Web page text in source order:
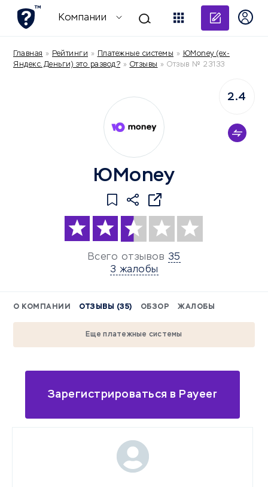
Компании
Главная » Рейтинги » Платежные системы » ЮMoney (ex-
Яндекс.Деньги) это развод? » Отзывы » Отзыв № 23133
ЮMoney
Всего отзывов 35
3 жалобы
2.4
О КОМПАНИИ ОТЗЫВЫ (35) ОБЗОР ЖАЛОБЫ
Еще платежные системы
Зарегистрироваться в Payeer